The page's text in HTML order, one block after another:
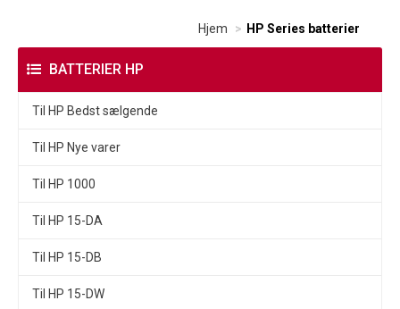
Hjem HP Series batterier
BATTERIER HP
Til HP Bedst sælgende
Til HP Nye varer
Til HP 1000
Til HP 15-DA
Til HP 15-DB
Til HP 15-DW